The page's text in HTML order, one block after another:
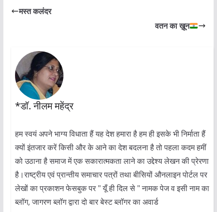
मस्त कलंदर
वतन का ख़ून
*डॉ. नीलम महेंद्र
हम स्वयं अपने भाग्य विधाता हैं यह देश हमारा है हम ही इसके भी निर्माता हैं
क्यों इंतजार करें किसी और के आने का देश बदलना है तो पहला कदम हमीं
को उठाना है समाज में एक सकारात्मकता लाने का उद्देश्य लेखन की प्रेरणा
है।राष्ट्रीय एवं प्रान्तीय समाचार पत्रों तथा बीसियों औनलाइन पोर्टल पर
लेखों का प्रकाशन फेसबुक पर " यूँ ही दिल से " नामक पेज व इसी नाम का
ब्लॉग, जागरण ब्लॉग द्वारा दो बार बेस्ट ब्लॉगर का अवार्ड